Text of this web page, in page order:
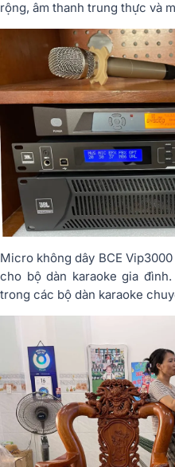
rộng, âm thanh trung thực và
Micro không dây BCE
cho bộ dàn karaoke gia
trong các bộ dàn karaoke